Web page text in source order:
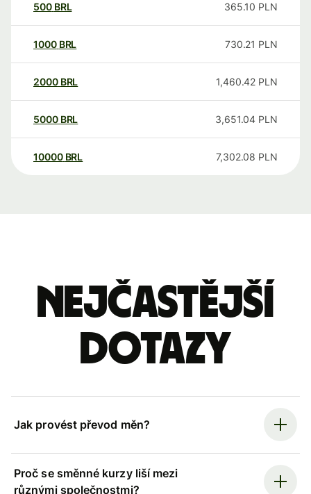
500 BRL 365.10 PLN
1000 BRL 730.21 PLN
2000 BRL 1,460.42 PLN
5000 BRL 3,651.04 PLN
10000 BRL 7,302.08 PLN
Nejčastější
dotazy
Jak provést převod měn?
Proč se směnné kurzy liší mezi
různými společnostmi?